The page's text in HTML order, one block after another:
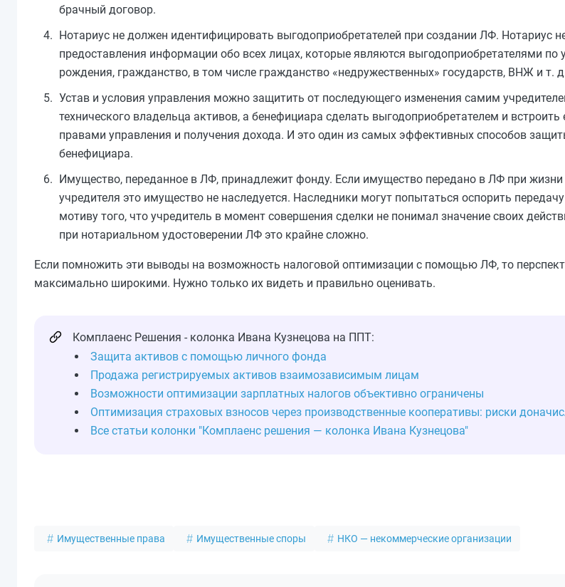
брачный договор.
Нотариус не должен идентифицировать выгодоприобретателей при создании ЛФ. Нотариус
предоставления информации обо всех лицах, которые являются выгодоприобретателями по
рождения, гражданство, в том числе гражданство «недружественных» государств, ВНЖ и т.
Устав и условия управления можно защитить от последующего изменения самим
технического владельца активов, а бенефициара сделать выгодоприобретателем и
правами управления и получения дохода. И это один из самых эффективных способов
бенефициара.
Имущество, переданное в ЛФ, принадлежит фонду. Если имущество передано в ЛФ при жизни
учредителя это имущество не наследуется. Наследники могут попытаться оспорить
мотиву того, что учредитель в момент совершения сделки не понимал значение своих
при нотариальном удостоверении ЛФ это крайне сложно.
Если помножить эти выводы на возможность налоговой оптимизации с помощью ЛФ, то
максимально широкими. Нужно только их видеть и правильно оценивать.
Комплаенс Решения - колонка Ивана Кузнецова на ППТ:
Защита активов с помощью личного фонда
Продажа регистрируемых активов взаимозависимым лицам
Возможности оптимизации зарплатных налогов объективно ограничены
Оптимизация страховых взносов через производственные кооперативы: риски
Все статьи колонки "Комплаенс решения — колонка Ивана Кузнецова"
Имущественные права Имущественные споры НКО — некоммерческие организации